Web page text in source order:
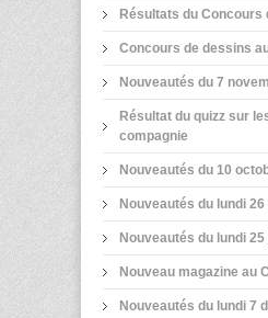
Résultats du Concours
Concours de dessins au
Nouveautés du 7
Résultat du quizz sur
compagnie
Nouveautés du 10
Nouveautés du lundi
Nouveautés du lundi
Nouveau magazine au
Nouveautés du lundi 7